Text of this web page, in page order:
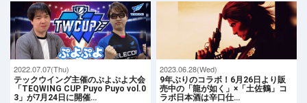
2022.07.07(Thu)
テックウイング主催のぷよぷよ大会
「TEQWING CUP Puyo Puyo vol.0
3」が7月24日に開催…
2023.06.28(Wed)
9年ぶりのコラボ！6月26日より販
売中の「龍が如く」×「土佐鶴」コ
ラボ日本酒は辛口仕…